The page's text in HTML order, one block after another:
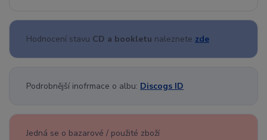
Hodnocení stavu CD a bookletu naleznete zde
Podrobnější inofrmace o albu: Discogs ID
Jedná se o bazarové / použité zboží